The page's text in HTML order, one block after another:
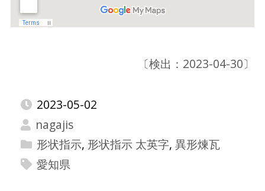
〔検出：2023-04-30〕
2023-05-02
nagajis
形状指示, 形状指示 太英字, 異形煉瓦
愛知県